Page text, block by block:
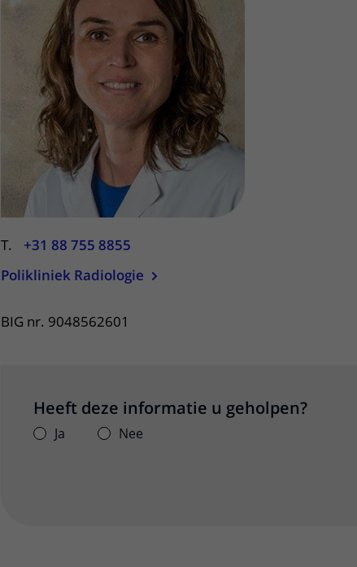
Bezoektijden
Wijzigen patiëntgegevens
T.
+31 88 755 8855
Polikliniek Radiologie
BIG nr. 9048562601
Heeft deze informatie u geholpen?
Ja Nee